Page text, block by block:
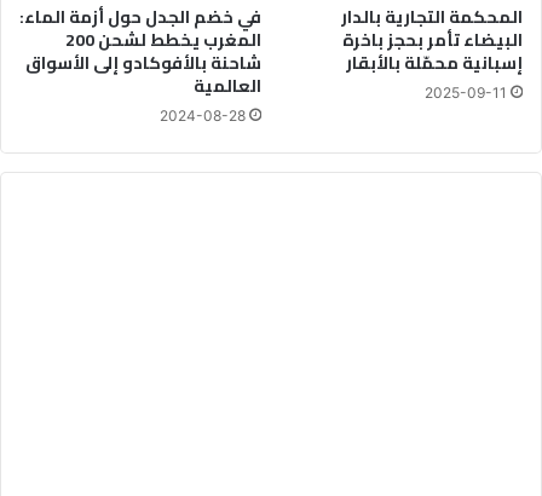
المحكمة التجارية بالدار
البيضاء تأمر بحجز باخرة
إسبانية محمّلة بالأبقار
2025-09-11
في خضم الجدل حول أزمة الماء:
المغرب يخطط لشحن 200
شاحنة بالأفوكادو إلى الأسواق
العالمية
2024-08-28